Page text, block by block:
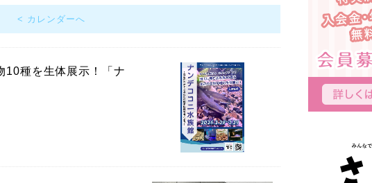
< カレンダーへ
10種を生体展示！「ナ